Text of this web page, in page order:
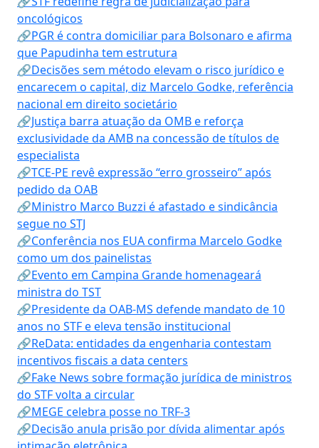
oncológicos
🔗PGR é contra domiciliar para Bolsonaro e afirma
que Papudinha tem estrutura
🔗Decisões sem método elevam o risco jurídico e
encarecem o capital, diz Marcelo Godke, referência
nacional em direito societário
🔗Justiça barra atuação da OMB e reforça
exclusividade da AMB na concessão de títulos de
especialista
🔗TCE-PE revê expressão “erro grosseiro” após
pedido da OAB
🔗Ministro Marco Buzzi é afastado e sindicância
segue no STJ
🔗Conferência nos EUA confirma Marcelo Godke
como um dos painelistas
🔗Evento em Campina Grande homenageará
ministra do TST
🔗Presidente da OAB-MS defende mandato de 10
anos no STF e eleva tensão institucional
🔗ReData: entidades da engenharia contestam
incentivos fiscais a data centers
🔗Fake News sobre formação jurídica de ministros
do STF volta a circular
🔗MEGE celebra posse no TRF-3
🔗Decisão anula prisão por dívida alimentar após